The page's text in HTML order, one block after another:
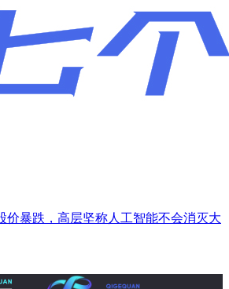
价暴跌，高层坚称人工智能不会消灭大